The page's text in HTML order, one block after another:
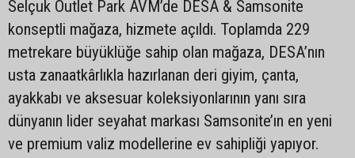
Selçuk Outlet Park AVM’de DESA & Samsonite
konseptli mağaza, hizmete açıldı. Toplamda 229
metrekare büyüklüğe sahip olan mağaza, DESA’nın
usta zanaatkârlıkla hazırlanan deri giyim, çanta,
ayakkabı ve aksesuar koleksiyonlarının yanı sıra
dünyanın lider seyahat markası Samsonite’ın en yeni
ve premium valiz modellerine ev sahipliği yapıyor.